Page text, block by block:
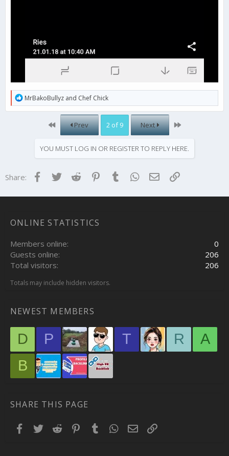
R
e
a
MrBakoBullyz and Chef Chick
First Prev 2 of 9 Next Last
YOU MUST LOG IN OR REGISTER TO REPLY HERE.
Share: Facebook
TwitterReddit Pinterest
Tumblr WhatsApp
EmailLink
ONLINE STATISTICS
Members online
0
Guests online
206
Total visitors
206
Totals may include hidden visitors.
NEWEST MEMBERS
D P T R
A
B
SHARE THIS PAGE
Facebook
TwitterReddit Pinterest
TumblrWhatsApp
EmailLink